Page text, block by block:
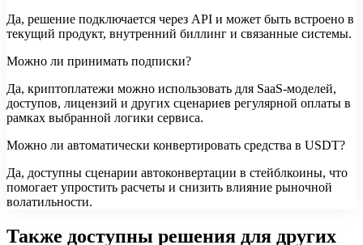
Да, решение подключается через API и может быть встроено в
текущий продукт, внутренний биллинг и связанные системы.
Можно ли принимать подписки?
Да, криптоплатежи можно использовать для SaaS-моделей,
доступов, лицензий и других сценариев регулярной оплаты в
рамках выбранной логики сервиса.
Можно ли автоматически конвертировать средства в USDT?
Да, доступны сценарии автоконвертации в стейблкоины, что
помогает упростить расчеты и снизить влияние рыночной
волатильности.
Также доступны решения для других